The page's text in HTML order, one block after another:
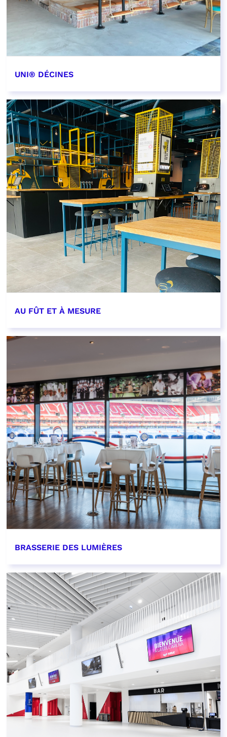
UNI® DÉCINES
EN SAVOIR PLUS
AU FÛT ET À MESURE
BRASSERIE DES LUMIÈRES
EN SAVOIR PLUS